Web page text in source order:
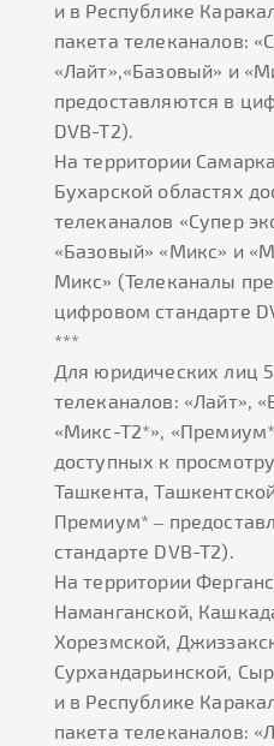
и в Республике
пакета телеканалов:
«Лайт»,«Базовый» и
предоставляются в
DVB-T2).
На территории
Бухарской областях
телеканалов «Супер
«Базовый» «Микс» и
Микс» (Телеканалы
цифровом стандарте
Для юридических лиц
телеканалов: «Лайт»,
«Микс-Т2*»,
доступных к
Ташкента,
Премиум* –
стандарте DVB-T2).
На территории
Наманганской,
Хорезмской,
Сурхандарьинской,
и в Республике
пакета телеканалов: